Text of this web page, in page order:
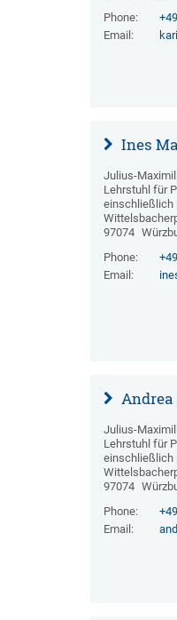
Phone:
Email:
Ines
Julius-
Lehrstuhl für
einschließlich
97074
Phone:
Email:
Andrea
Julius-
Lehrstuhl für
einschließlich
97074
Phone:
Email: